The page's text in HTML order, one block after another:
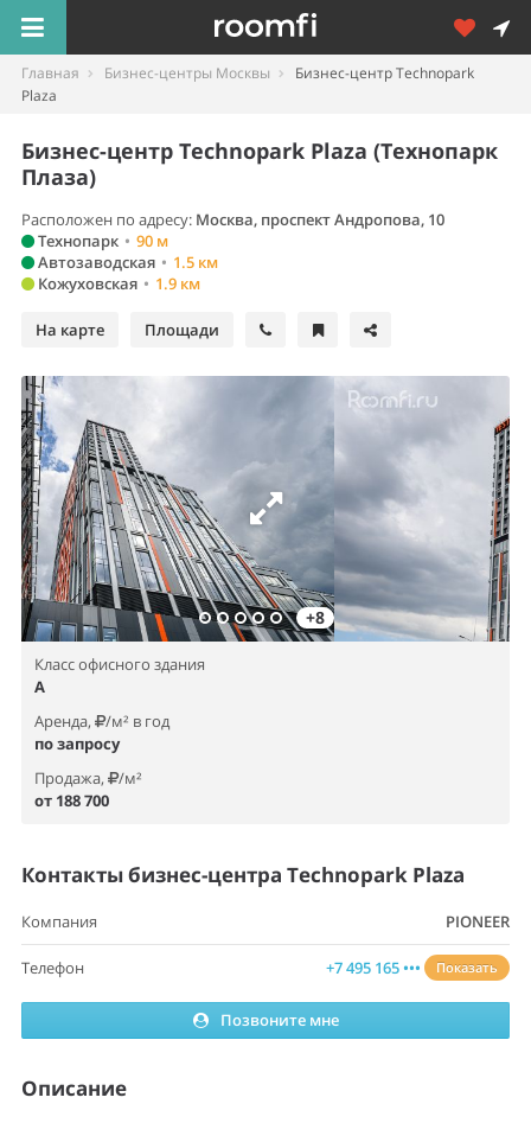
Главная Бизнес-центры Москвы
Бизнес-центр Technopark
Plaza
Бизнес-центр Technopark Plaza (Технопарк
Плаза)
Расположен по адресу: Москва, проспект Андропова, 10
Технопарк • 90 м
Автозаводская • 1.5 км
Кожуховская • 1.9 км
На карте Площади
+8
Класс офисного здания
A
Аренда,
/м² в год
по запросу
Продажа,
/м²
от 188 700
Контакты бизнес-центра Technopark Plaza
Компания PIONEER
Телефон +7 495 165 ••• Показать
Позвоните мне
Описание